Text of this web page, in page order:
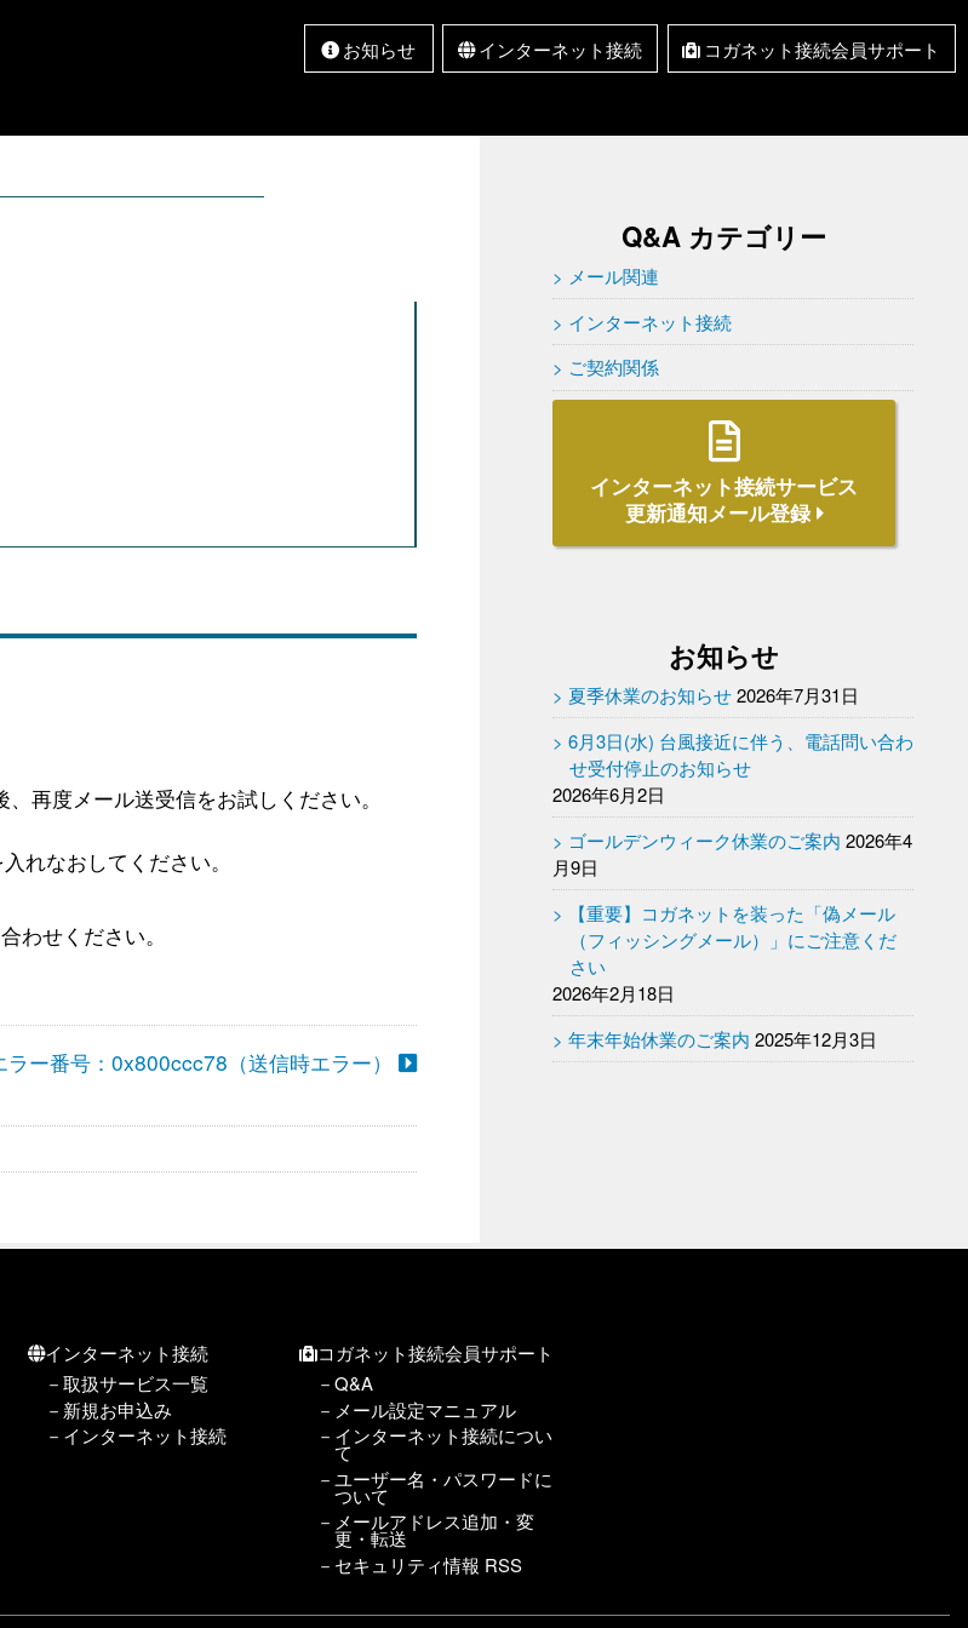
お知らせ
インターネット接続
コガネット接続会員サポート
ついて
ドについて
変更・転送
再度メール送受信をお試しください。
れなおしてください。
わせください。
ー番号：0x800ccc78（送信時エラー）
Q&A カテゴリー
メール関連
インターネット接続
ご契約関係
インターネット接続サービス
更新通知メール登録
お知らせ
夏季休業のお知らせ 2026年7月31日
6月3日(水) 台風接近に伴う、電話問い合わ
せ受付停止のお知らせ
2026年6月2日
ゴールデンウィーク休業のご案内 2026年4
月9日
【重要】コガネットを装った「偽メール
（フィッシングメール）」にご注意くだ
さい
2026年2月18日
年末年始休業のご案内 2025年12月3日
インターネット接続
取扱サービス一覧
新規お申込み
インターネット接続
コガネット接続会員サポート
Q&A
メール設定マニュアル
インターネット接続につい
て
ユーザー名・パスワードに
ついて
メールアドレス追加・変
更・転送
セキュリティ情報 RSS